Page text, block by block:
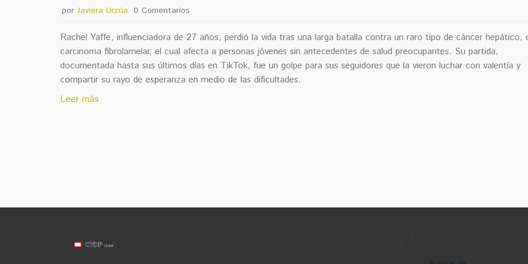
por Javiera Urzúa 0 Comentarios
Rachel Yaffe, influenciadora de 27 años, perdió la vida tras una larga batalla contra un raro tipo de cáncer hepático,
carcinoma fibrolamelar, el cual afecta a personas jóvenes sin antecedentes de salud preocupantes. Su partida,
documentada hasta sus últimos días en TikTok, fue un golpe para sus seguidores que la vieron luchar con valentía y
compartir su rayo de esperanza en medio de las dificultades.
Leer más